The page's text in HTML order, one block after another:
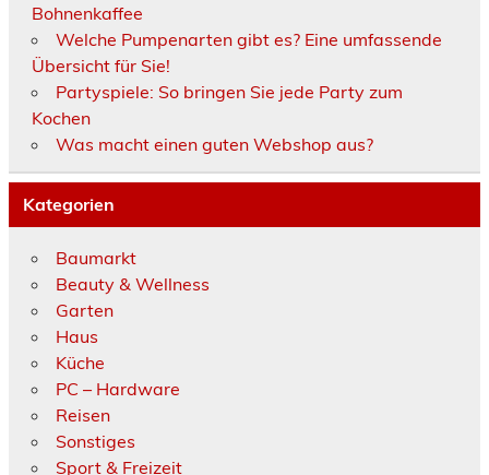
Bohnenkaffee
Welche Pumpenarten gibt es? Eine umfassende
Übersicht für Sie!
Partyspiele: So bringen Sie jede Party zum
Kochen
Was macht einen guten Webshop aus?
Kategorien
Baumarkt
Beauty & Wellness
Garten
Haus
Küche
PC – Hardware
Reisen
Sonstiges
Sport & Freizeit